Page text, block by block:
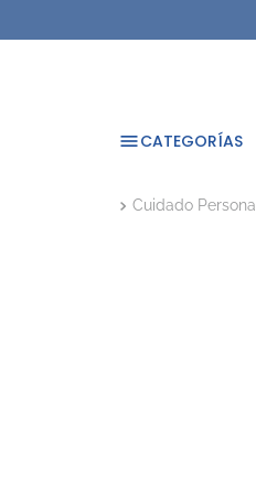
CATEGORÍAS
Cuidado Personal